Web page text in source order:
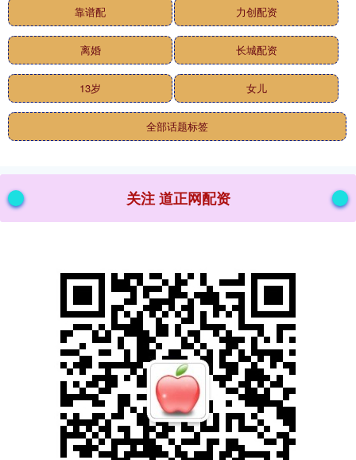
靠谱配 力创配资
离婚 长城配资
13岁 女儿
全部话题标签
关注 道正网配资